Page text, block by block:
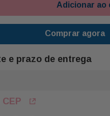
Adicionar ao
Comprar agora
e prazo de entrega